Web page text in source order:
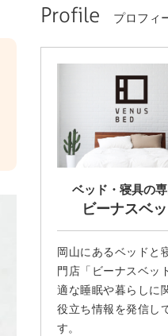
Profile プロフィ
ベッド・寝具の
ビーナスベ
岡山にあるベッドと
門店「ビーナスベッ
適な睡眠や暮らしに
役立ち情報を発信し
す。